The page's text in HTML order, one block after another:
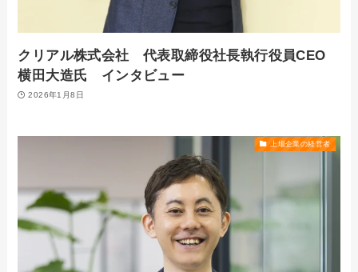
クリアル株式会社 代表取締役社長執行役員CEO
横田大造氏 インタビュー
2026年1月8日
上場企業の経営者